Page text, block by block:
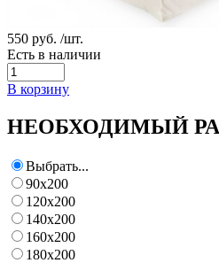
550 руб. /шт.
Есть в наличии
В корзину
НЕОБХОДИМЫЙ
Выбрать...
90х200
120х200
140х200
160х200
180х200